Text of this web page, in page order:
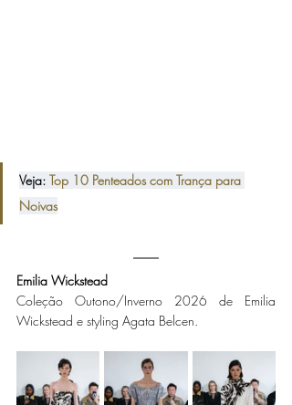
Veja: Top 10 Penteados com Trança para
Noivas
Emilia Wickstead
Coleção Outono/Inverno 2026 de Emilia
Wickstead e styling Agata Belcen.